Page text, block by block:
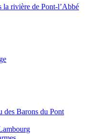
la rivière de Pont-l’Abbé
des Barons du Pont